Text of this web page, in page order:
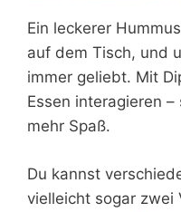
Ein leckerer
auf dem Tisch, und
immer geliebt. Mit
Essen interagieren
mehr Spaß.
Du kannst
vielleicht sogar zwei